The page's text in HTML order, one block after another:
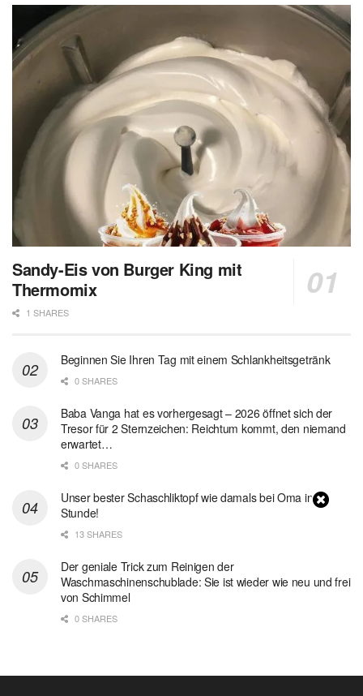
Sandy-Eis von Burger King mit
Thermomix
1 SHARES
Beginnen Sie Ihren Tag mit einem Schlankheitsgetränk
0 SHARES
Baba Vanga hat es vorhergesagt – 2026 öffnet sich der
Tresor für 2 Sternzeichen: Reichtum kommt, den niemand
erwartet…
0 SHARES
Unser bester Schaschliktopf wie damals bei Oma in 1
Stunde!
13 SHARES
Der geniale Trick zum Reinigen der
Waschmaschinenschublade: Sie ist wieder wie neu und frei
von Schimmel
0 SHARES